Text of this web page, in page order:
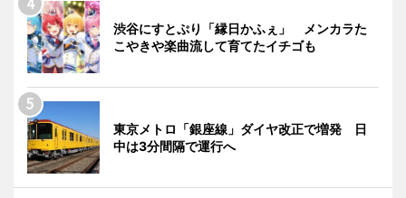
渋谷にすとぷり「縁日かふぇ」 メンカラた
こやきや楽曲流して育てたイチゴも
東京メトロ「銀座線」ダイヤ改正で増発 日
中は3分間隔で運行へ